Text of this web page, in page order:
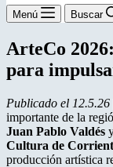
Menú Buscar
ArteCo
para
Publicado el 12.5.26
importante de la
Juan Pablo Valdés
Cultura de
producción artística